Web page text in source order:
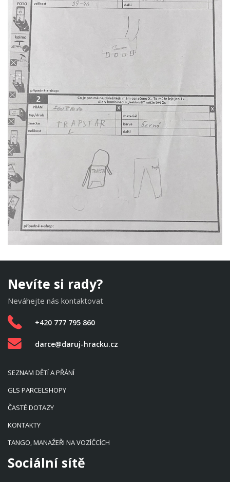
Nevíte si rady?
Neváhejte nás kontaktovat
+420 777 795 860
darce@daruj-hracku.cz
SEZNAM DĚTÍ A PŘÁNÍ
GLS PARCELSHOPY
ČASTÉ DOTAZY
KONTAKTY
TANGO, MANAŽEŘI NA VOZÍČCÍCH
Sociální sítě